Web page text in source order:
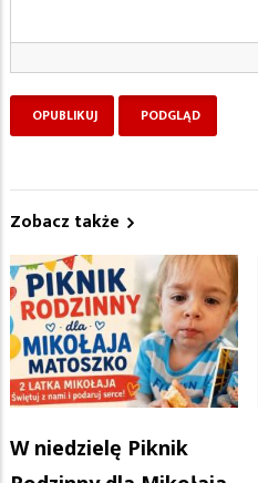
Zobacz także
W niedzielę Piknik